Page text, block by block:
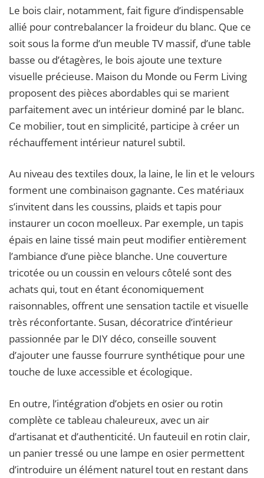
Le bois clair, notamment, fait figure d’indispensable
allié pour contrebalancer la froideur du blanc. Que ce
soit sous la forme d’un meuble TV massif, d’une table
basse ou d’étagères, le bois ajoute une texture
visuelle précieuse. Maison du Monde ou Ferm Living
proposent des pièces abordables qui se marient
parfaitement avec un intérieur dominé par le blanc.
Ce mobilier, tout en simplicité, participe à créer un
réchauffement intérieur naturel subtil.
Au niveau des textiles doux, la laine, le lin et le velours
forment une combinaison gagnante. Ces matériaux
s’invitent dans les coussins, plaids et tapis pour
instaurer un cocon moelleux. Par exemple, un tapis
épais en laine tissé main peut modifier entièrement
l’ambiance d’une pièce blanche. Une couverture
tricotée ou un coussin en velours côtelé sont des
achats qui, tout en étant économiquement
raisonnables, offrent une sensation tactile et visuelle
très réconfortante. Susan, décoratrice d’intérieur
passionnée par le DIY déco, conseille souvent
d’ajouter une fausse fourrure synthétique pour une
touche de luxe accessible et écologique.
En outre, l’intégration d’objets en osier ou rotin
complète ce tableau chaleureux, avec un air
d’artisanat et d’authenticité. Un fauteuil en rotin clair,
un panier tressé ou une lampe en osier permettent
d’introduire un élément naturel tout en restant dans